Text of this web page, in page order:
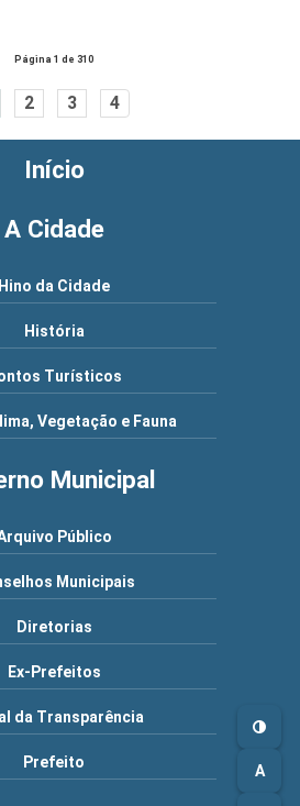
A
Página 1 de 310
2 3 4
Início
A Cidade
Hino da Cidade
História
Turísticos
Vegetação e Fauna
Municipal
Público
Municipais
Diretorias
Ex-Prefeitos
da Transparência
Prefeito